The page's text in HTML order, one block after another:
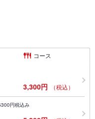
コース
3,300円 （税込）
円税込み